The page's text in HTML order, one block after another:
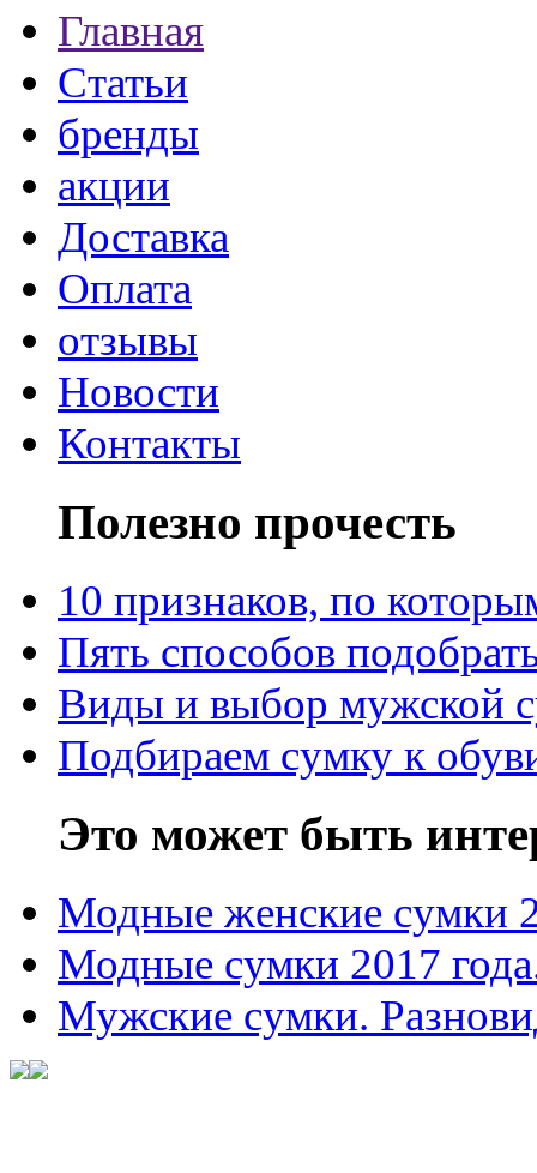
Главная
Статьи
бренды
акции
Доставка
Оплата
отзывы
Новости
Контакты
Полезно прочесть
10 признаков, по
Пять способов
Виды и выбор мужской
Подбираем сумку к
Это может быть
Модные женские сумки
Модные сумки 2017
Мужские сумки.